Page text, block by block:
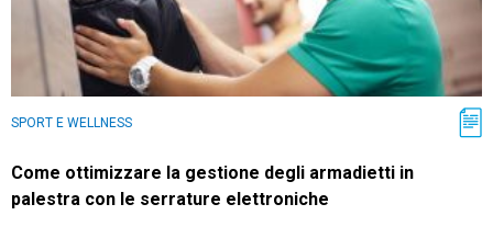
SPORT E WELLNESS
Come ottimizzare la gestione degli armadietti in
palestra con le serrature elettroniche